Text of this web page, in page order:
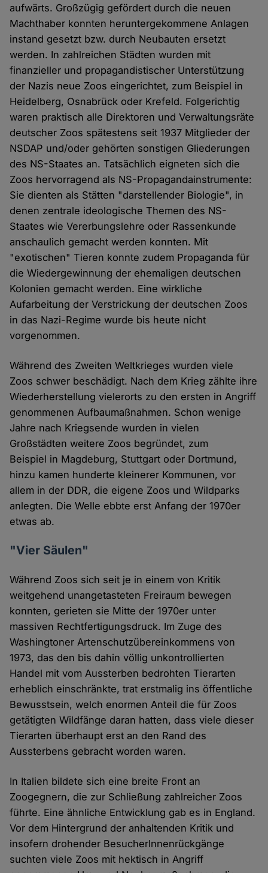
aufwärts. Großzügig gefördert durch die neuen
Machthaber konnten heruntergekommene Anlagen
instand gesetzt bzw. durch Neubauten ersetzt
werden. In zahlreichen Städten wurden mit
finanzieller und propagandistischer Unterstützung
der Nazis neue Zoos eingerichtet, zum Beispiel in
Heidelberg, Osnabrück oder Krefeld. Folgerichtig
waren praktisch alle Direktoren und Verwaltungsräte
deutscher Zoos spätestens seit 1937 Mitglieder der
NSDAP und/oder gehörten sonstigen Gliederungen
des NS-Staates an. Tatsächlich eigneten sich die
Zoos hervorragend als NS-Propagandainstrumente:
Sie dienten als Stätten "darstellender Biologie", in
denen zentrale ideologische Themen des NS-
Staates wie Vererbungslehre oder Rassenkunde
anschaulich gemacht werden konnten. Mit
"exotischen" Tieren konnte zudem Propaganda für
die Wiedergewinnung der ehemaligen deutschen
Kolonien gemacht werden. Eine wirkliche
Aufarbeitung der Verstrickung der deutschen Zoos
in das Nazi-Regime wurde bis heute nicht
vorgenommen.
Während des Zweiten Weltkrieges wurden viele
Zoos schwer beschädigt. Nach dem Krieg zählte ihre
Wiederherstellung vielerorts zu den ersten in Angriff
genommenen Aufbaumaßnahmen. Schon wenige
Jahre nach Kriegsende wurden in vielen
Großstädten weitere Zoos begründet, zum
Beispiel in Magdeburg, Stuttgart oder Dortmund,
hinzu kamen hunderte kleinerer Kommunen, vor
allem in der DDR, die eigene Zoos und Wildparks
anlegten. Die Welle ebbte erst Anfang der 1970er
etwas ab.
"Vier Säulen"
Während Zoos sich seit je in einem von Kritik
weitgehend unangetasteten Freiraum bewegen
konnten, gerieten sie Mitte der 1970er unter
massiven Rechtfertigungsdruck. Im Zuge des
Washingtoner Artenschutzübereinkommens von
1973, das den bis dahin völlig unkontrollierten
Handel mit vom Aussterben bedrohten Tierarten
erheblich einschränkte, trat erstmalig ins öffentliche
Bewusstsein, welch enormen Anteil die für Zoos
getätigten Wildfänge daran hatten, dass viele dieser
Tierarten überhaupt erst an den Rand des
Aussterbens gebracht worden waren.
In Italien bildete sich eine breite Front an
Zoogegnern, die zur Schließung zahlreicher Zoos
führte. Eine ähnliche Entwicklung gab es in England.
Vor dem Hintergrund der anhaltenden Kritik und
insofern drohender BesucherInnenrückgänge
suchten viele Zoos mit hektisch in Angriff